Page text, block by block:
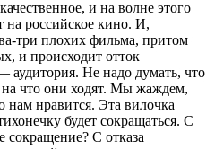
и на волне этого
на российское кино. И,
три плохих фильма, притом
и происходит отток
Не надо думать, что
на что они ходят. Мы жаждем,
нам нравится. Эта вилочка
будет сокращаться. С
сокращение? С отказа